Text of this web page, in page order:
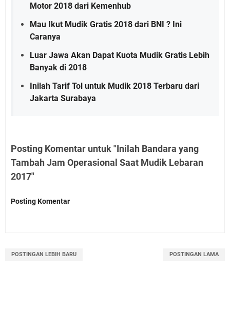
Motor 2018 dari Kemenhub
Mau Ikut Mudik Gratis 2018 dari BNI ? Ini
Caranya
Luar Jawa Akan Dapat Kuota Mudik Gratis Lebih
Banyak di 2018
Inilah Tarif Tol untuk Mudik 2018 Terbaru dari
Jakarta Surabaya
Posting Komentar untuk "Inilah Bandara yang
Tambah Jam Operasional Saat Mudik Lebaran
2017"
Posting Komentar
POSTINGAN LEBIH BARU POSTINGAN LAMA